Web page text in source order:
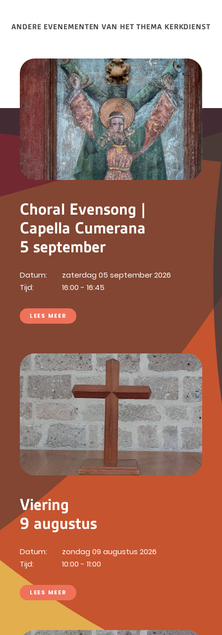
ANDERE EVENEMENTEN VAN HET THEMA KERKDIENST
Choral Evensong |
Capella Cumerana
5 september
Datum:
Tijd:
zaterdag 05 september 2026
16:00 - 16:45
LEES MEER
Viering
9 augustus
Datum:
Tijd:
zondag 09 augustus 2026
10:00 - 11:00
LEES MEER